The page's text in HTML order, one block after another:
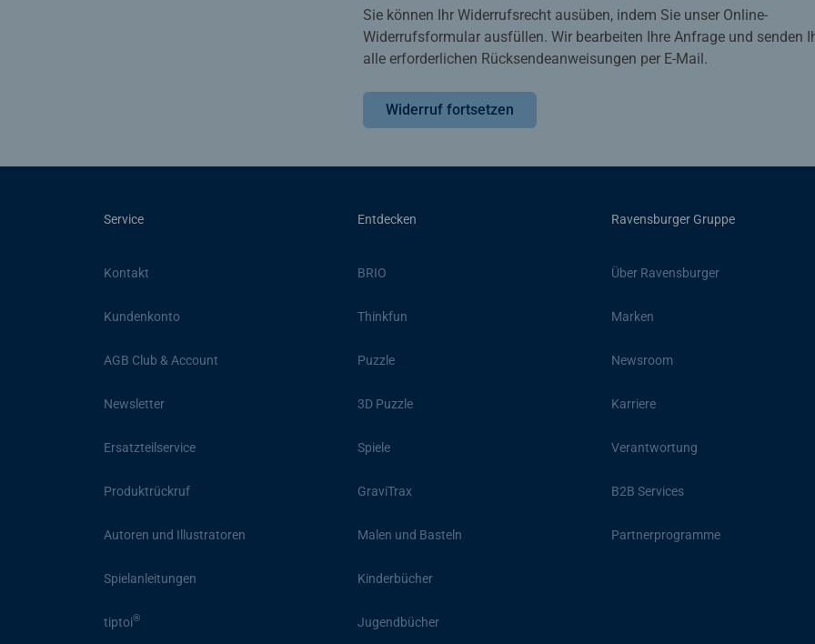
Sie können Ihr Widerrufsrecht ausüben, indem Sie unser Online-
Widerrufsformular ausfüllen. Wir bearbeiten Ihre Anfrage und senden
alle erforderlichen Rücksendeanweisungen per E-Mail.
Widerruf fortsetzen
Service
Kontakt
Kundenkonto
AGB Club & Account
Newsletter
Ersatzteilservice
Produktrückruf
Autoren und Illustratoren
Spielanleitungen
tiptoi®
Entdecken
BRIO
Thinkfun
Puzzle
3D Puzzle
Spiele
GraviTrax
Malen und Basteln
Kinderbücher
Jugendbücher
Ravensburger Gruppe
Über Ravensburger
Marken
Newsroom
Karriere
Verantwortung
B2B Services
Partnerprogramme